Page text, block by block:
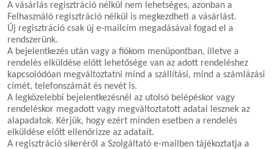
A vásárlás regisztráció nélkül nem lehetséges, azonban a
Felhasználó regisztráció nélkül is megkezdheti a vásárlást.
Új regisztráció csak új e-mailcím megadásával fogad el a
rendszerünk.
A bejelentkezés után vagy a fiókom menüpontban, illetve a
rendelés elküldése előtt lehetősége van az adott rendeléshez
kapcsolódóan megváltoztatni mind a szállítási, mind a számlázási
címét, telefonszámát és nevét is.
A legközelebbi bejelentkezésnél az utolsó belépéskor vagy
rendeléskor megadott vagy megváltoztatott adatai lesznek az
alapadatok. Kérjük, hogy ezért minden esetben a rendelés
elküldése előtt ellenőrizze az adatait.
A regisztráció sikeréről a Szolgáltató e-mailben tájékoztatja a